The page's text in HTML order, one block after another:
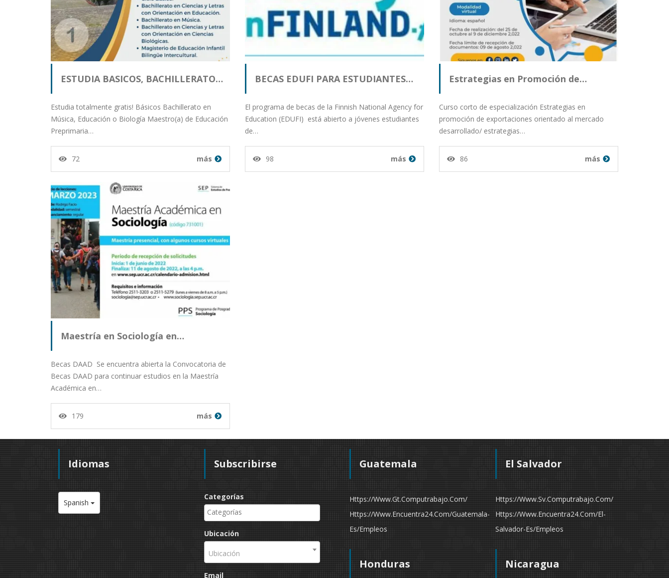
ESTUDIA BASICOS, BACHILLERATO…
Estudia totalmente gratis! Básicos Bachillerato en
Música, Educación o Biología Maestro(a) de Educación
Preprimaria…
72 más
BECAS EDUFI PARA ESTUDIANTES…
El programa de becas de la Finnish National Agency for
Education (EDUFI) está abierto a jóvenes estudiantes
de…
98 más
Estrategias en Promoción de…
Curso corto de especialización Estrategias en
promoción de exportaciones orientado al mercado
desarrollado/ estrategias…
86 más
Maestría en Sociología en…
Becas DAAD Se encuentra abierta la Convocatoria de
Becas DAAD para continuar estudios en la Maestría
Académica en…
179 más
Idiomas
Spanish
Subscribirse
Categorías
Ubicación
Ubicación
Email
Guatemala
Https://www.gt.computrabajo.com/
Https://www.encuentra24.com/guatemala-
Es/empleos
El Salvador
Https://www.sv.computrabajo.com/
Https://www.encuentra24.com/el-
Salvador-Es/empleos
Honduras Nicaragua